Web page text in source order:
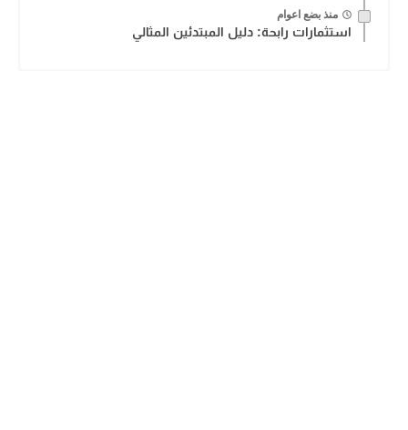
منذ بضع اعوام
استثمارات رابحة: دليل المبتدئين المثالي